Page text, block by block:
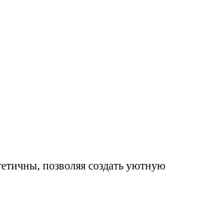
позволяя создать уютную